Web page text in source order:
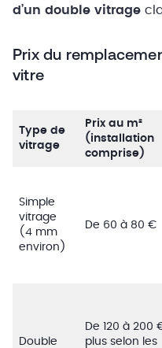
d’un double vitrage
Prix du
vitre
Type de
vitrage
Prix au m²
(installation
comprise)
Simple
vitrage
(4 mm
environ)
De 60 à 80 €
Double
De 120 à 200
plus selon les